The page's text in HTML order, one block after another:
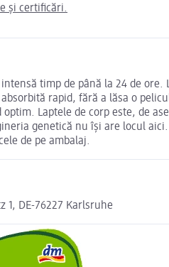
și certificări.
timp de până la 24 de
rapid, fără a lăsa o
optim. Laptele de corp este, de
genetică nu își are locul
de pe ambalaj.
1, DE-76227 Karlsruhe